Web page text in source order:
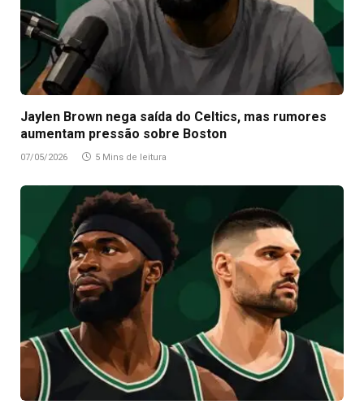
Jaylen Brown nega saída do Celtics, mas rumores
aumentam pressão sobre Boston
07/05/2026 5 Mins de leitura